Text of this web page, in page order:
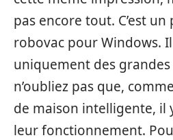
pas encore tout. C’est
robovac pour Windows. Il
uniquement des grandes
n’oubliez pas que,
de maison intelligente, il
leur fonctionnement.